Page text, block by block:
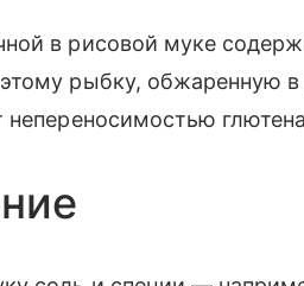
в рисовой муке
рыбку, обжаренную
непереносимостью